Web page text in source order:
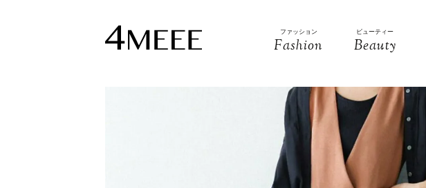
ファッション
Fashion
ビューティー
Beauty